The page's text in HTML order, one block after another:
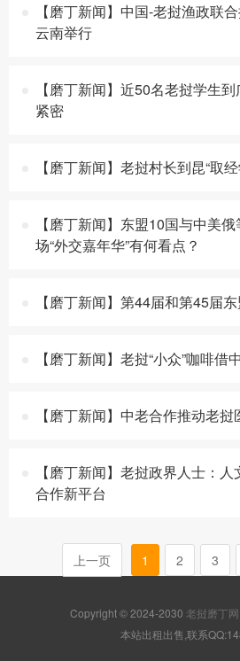
【磨丁新闻】中国-老挝渔政联
云南举行
【磨丁新闻】近50名老挝学生
紧密
【磨丁新闻】老挝村长到昆“取
【磨丁新闻】东盟10国与中美
场“外交嘉年华”有何看点？
【磨丁新闻】第44届和第45届
【磨丁新闻】老挝“小众”咖啡
【磨丁新闻】中老合作推动老
【磨丁新闻】老挝政界人士：
合作新平台
上一页 1 2 3
Copyright © 2024-2030 老挝磨丁网
本站出租出售,联系